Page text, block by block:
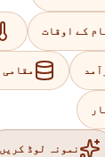
کے اوقات
مقامی
نمونہ لوڈ کریں